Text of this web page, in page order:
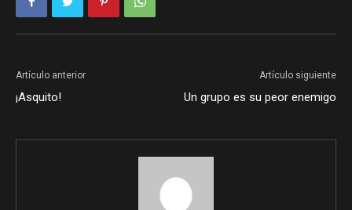
Artículo anterior
¡Asquito!
Artículo siguiente
Un grupo es su peor enemigo